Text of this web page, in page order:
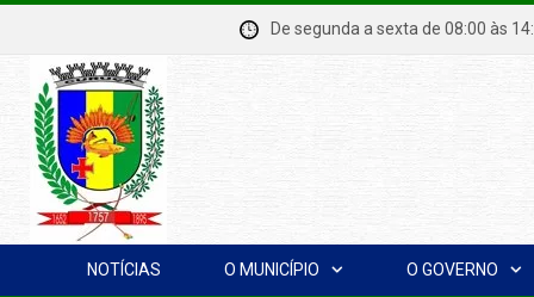
De segunda a sexta de 08:00
NOTÍCIAS O MUNICÍPIO O GOVERNO